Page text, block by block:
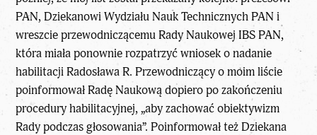
PAN, Dziekanowi Wydziału Nauk Technicznych PAN i
wreszcie przewodniczącemu Rady Naukowej IBS PAN,
która miała ponownie rozpatrzyć wniosek o nadanie
habilitacji Radosława R. Przewodniczący o moim liście
poinformował Radę Naukową dopiero po zakończeniu
procedury habilitacyjnej, „aby zachować obiektywizm
Rady podczas głosowania”. Poinformował też Dziekana